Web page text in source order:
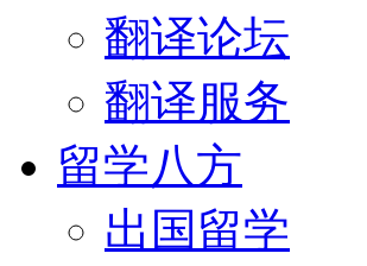
翻译论坛
翻译服务
留学八方
出国留学